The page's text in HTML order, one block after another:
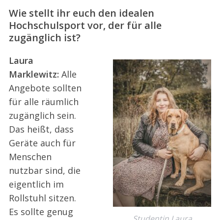
Wie stellt ihr euch den idealen
Hochschulsport vor, der für alle
zugänglich ist?
Laura
Marklewitz: Alle
Angebote sollten
für alle räumlich
zugänglich sein.
Das heißt, dass
Geräte auch für
Menschen
nutzbar sind, die
eigentlich im
Rollstuhl sitzen.
Es sollte genug